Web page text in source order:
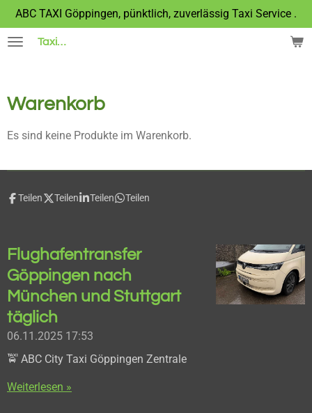
Zum
Hauptinhalt
springen Taxi
Göppingen 01701112253 Tel. 071613069342
ABC TAXI Göppingen, pünktlich, zuverlässig Taxi Service .
Warenkorb
Es sind keine Produkte im Warenkorb.
Teilen Teilen Teilen Teilen
Flughafentransfer
Göppingen nach
München und Stuttgart
täglich
06.11.2025 17:53
🚖 ABC City Taxi Göppingen Zentrale
Weiterlesen »